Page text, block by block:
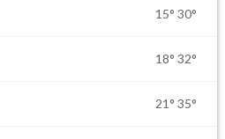
15° 30°
18° 32°
21° 35°